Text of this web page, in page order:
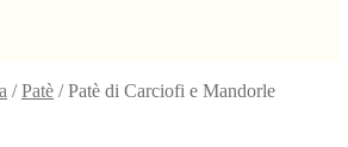
/Patè /Patè di Carciofi e Mandorle